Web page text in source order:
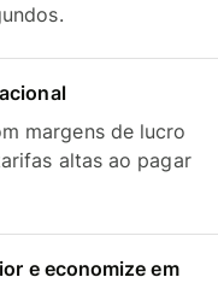
margens de lucro
altas ao pagar
e economize em